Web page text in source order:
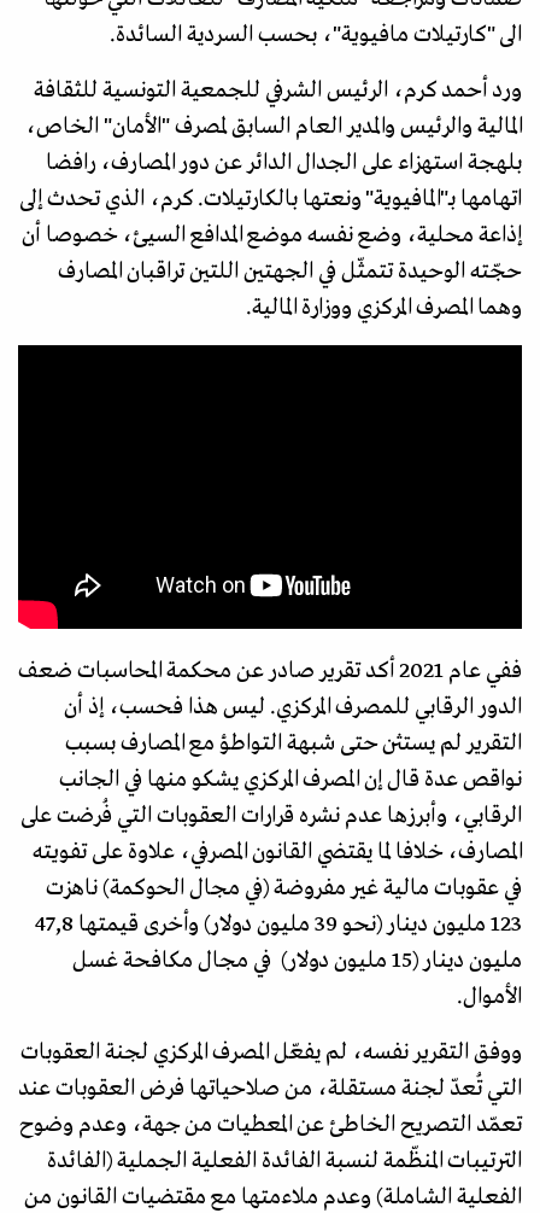
الى "كارتيلات مافيوية"، بحسب السردية السائدة.
ورد أحمد كرم، الرئيس الشرفي للجمعية التونسية للثقافة
المالية والرئيس والمدير العام السابق لمصرف "الأمان" الخاص،
بلهجة استهزاء على الجدال الدائر عن دور المصارف، رافضا
اتهامها بـ"المافيوية" ونعتها بالكارتيلات. كرم، الذي تحدث إلى
إذاعة محلية، وضع نفسه موضع المدافع السيئ، خصوصا أن
حجّته الوحيدة تتمثّل في الجهتين اللتين تراقبان المصارف
وهما المصرف المركزي ووزارة المالية.
ففي عام 2021 أكد تقرير صادر عن محكمة المحاسبات ضعف
الدور الرقابي للمصرف المركزي. ليس هذا فحسب، إذ أن
التقرير لم يستثن حتى شبهة التواطؤ مع المصارف بسبب
نواقص عدة قال إن المصرف المركزي يشكو منها في الجانب
الرقابي، وأبرزها عدم نشره قرارات العقوبات التي فُرضت على
المصارف، خلافا لما يقتضي القانون المصرفي، علاوة على تفويته
في عقوبات مالية غير مفروضة (في مجال الحوكمة) ناهزت
123 مليون دينار (نحو 39 مليون دولار) وأخرى قيمتها 47,8
مليون دينار (15 مليون دولار) في مجال مكافحة غسل
الأموال.
ووفق التقرير نفسه، لم يفعّل المصرف المركزي لجنة العقوبات
التي تُعدّ لجنة مستقلة، من صلاحياتها فرض العقوبات عند
تعمّد التصريح الخاطئ عن المعطيات من جهة، وعدم وضوح
الترتيبات المنظّمة لنسبة الفائدة الفعلية الجملية (الفائدة
الفعلية الشاملة) وعدم ملاءمتها مع مقتضيات القانون من